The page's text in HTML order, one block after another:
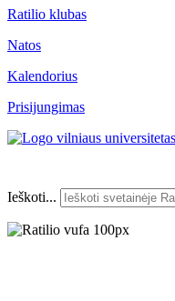
Ratilio klubas
Natos
Kalendorius
Prisijungimas
Ieškoti...